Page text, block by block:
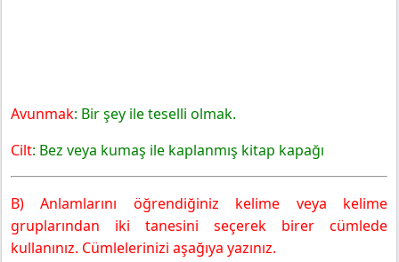
Avunmak: Bir şey ile teselli olmak.
Cilt: Bez veya kumaş ile kaplanmış kitap kapağı
B) Anlamlarını öğrendiğiniz kelime veya kelime
gruplarından iki tanesini seçerek birer cümlede
kullanınız. Cümlelerinizi aşağıya yazınız.